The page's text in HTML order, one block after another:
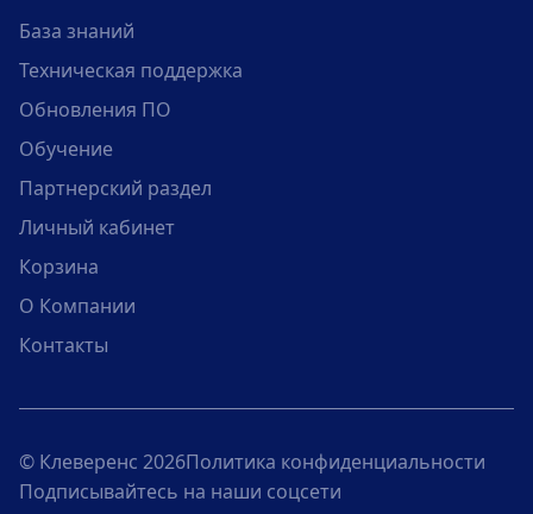
База знаний
Техническая поддержка
Обновления ПО
Обучение
Партнерский раздел
Личный кабинет
Корзина
О Компании
Контакты
© Клеверенс 2026Политика конфиденциальности
Подписывайтесь на наши соцсети